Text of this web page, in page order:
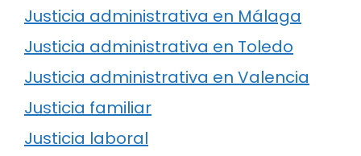
Justicia administrativa en Málaga
Justicia administrativa en Toledo
Justicia administrativa en Valencia
Justicia familiar
Justicia laboral